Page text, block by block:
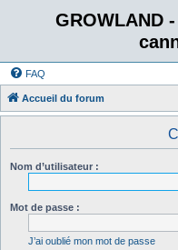
GROWLAND
FAQ
Accueil du forum
Nom d’utilisateur :
Mot de passe :
J’ai oublié mon mot de passe